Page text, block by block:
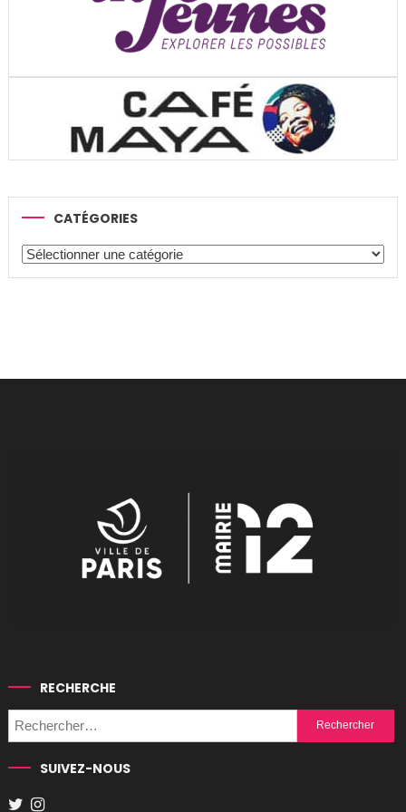
CATÉGORIES
Catégories
RECHERCHE
Rechercher :
SUIVEZ-NOUS